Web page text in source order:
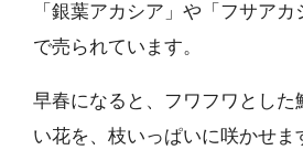
「銀葉アカシア」や「フサア
で売られています。
早春になると、フワフワとした
い花を、枝いっぱいに咲かせま